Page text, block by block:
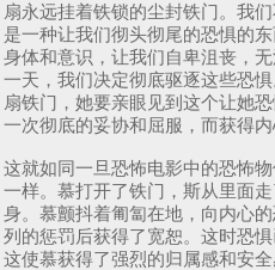
扇永远挂着铁锁的尘封铁门。我
是一种让我们彻头彻尾的恐惧的
身体和意识，让我们自卑沮丧，
一天，我们决定彻底驱逐这些恐
扇铁门，她要亲眼见到这个让她
一次彻底的妥协和屈服，而获得内
这就如同一旦恐怖电影中的恐怖
一样。慕打开了铁门，斯从里面
身。慕颤抖着匍匐在地，向内心
列的惩罚后获得了宽恕。这时恐
这使慕获得了强烈的归属感和安